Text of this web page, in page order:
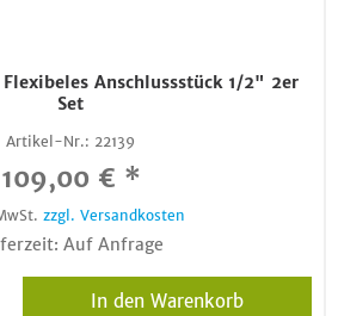
Flexibeles Anschlussstück 1/2" 2er
Set
Artikel-Nr.: 22139
109,00 € *
zzgl. Versandkosten
Auf Anfrage
In den Warenkorb